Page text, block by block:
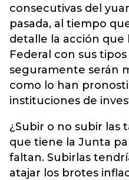
consecutivas del
pasada, al tiempo
detalle la acción que
Federal con sus
seguramente serán
como lo han
instituciones de
¿Subir o no subir las
que tiene la Junta
faltan. Subirlas
atajar los brotes